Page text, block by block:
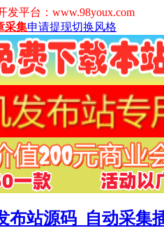
发平台：www.98youx.com
采集申请提现切换风格